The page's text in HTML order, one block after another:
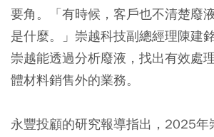
要角。「有時候，客戶也不清楚廢
是什麼。」崇越科技副總經理陳建
崇越能透過分析廢液，找出有效處
體材料銷售外的業務。
永豐投顧的研究報導指出，2025年